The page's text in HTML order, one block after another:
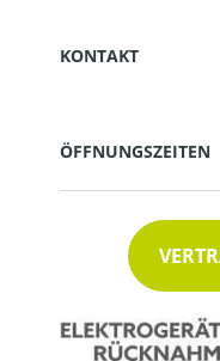
KONTAKT
ÖFFNUNGSZEITEN